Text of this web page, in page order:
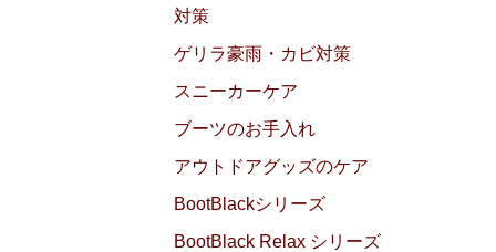
対策
ゲリラ豪雨・カビ対策
スニーカーケア
ブーツのお手入れ
アウトドアグッズのケア
BootBlackシリーズ
BootBlack Relax シリーズ